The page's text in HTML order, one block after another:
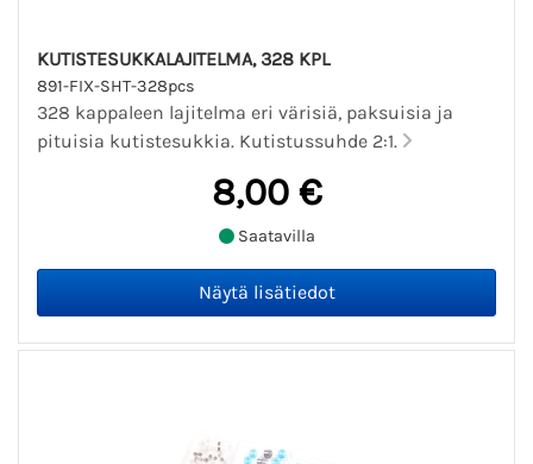
KUTISTESUKKALAJITELMA, 328 KPL
891-FIX-SHT-328pcs
328 kappaleen lajitelma eri värisiä, paksuisia ja
pituisia kutistesukkia. Kutistussuhde 2:1.
8,00 €
Saatavilla